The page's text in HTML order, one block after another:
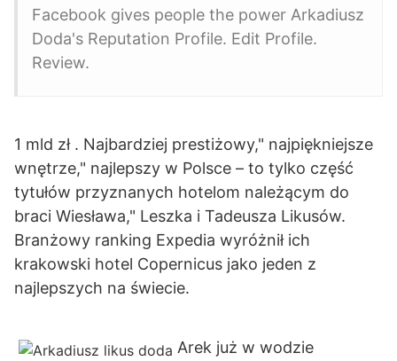
Facebook gives people the power Arkadiusz
Doda's Reputation Profile. Edit Profile.
Review.
1 mld zł . Najbardziej prestiżowy," najpiękniejsze
wnętrze," najlepszy w Polsce – to tylko część
tytułów przyznanych hotelom należącym do
braci Wiesława," Leszka i Tadeusza Likusów.
Branżowy ranking Expedia wyróżnił ich
krakowski hotel Copernicus jako jeden z
najlepszych na świecie.
Arek już w wodzie